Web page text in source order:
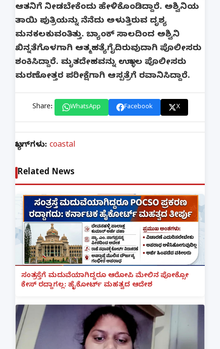
ಆತನಿಗೆ ನೀಡಬೇಕೆಂದು ಹೇಳಿಕೊಂಡಿದ್ದಾರೆ. ಅಶ್ವಿನಿಯ
ತಾಯಿ ಪುತ್ರಿಯನ್ನು ನೆನೆದು ಅಳುತ್ತಿರುವ ದೃಶ್ಯ
ಮನಕಲಕುವಂತಿತ್ತು. ಬ್ಯಾಂಕ್ ಸಾಲದಿಂದ ಅಶ್ವಿನಿ
ಖಿನ್ನತೆಗೊಳಗಾಗಿ ಆತ್ಮಹತ್ಯೆಗೈದಿರುವುದಾಗಿ ಪೊಲೀಸರು
ಶಂಕಿಸಿದ್ದಾರೆ. ಮೃತದೇಹವನ್ನು ಉಳ್ಳಾಲ ಪೊಲೀಸರು
ಮರಣೋತ್ತರ ಪರೀಕ್ಷೆಗಾಗಿ ಆಸ್ಪತ್ರೆಗೆ ರವಾನಿಸಿದ್ದಾರೆ.
Share: WhatsApp Facebook X
ಟ್ಯಾಗ್‌ಗಳು: coastal
Related News
ಸಂತ್ರಸ್ತೆಗೆ ಮದುವೆಯಾಗಿದ್ದರೂ ಆರೋಪಿ ಮೇಲಿನ ಪೋಕ್ಸೋ
ಕೇಸ್ ರದ್ದಾಗಲ್ಲ: ಹೈಕೋರ್ಟ್ ಮಹತ್ವದ ಆದೇಶ